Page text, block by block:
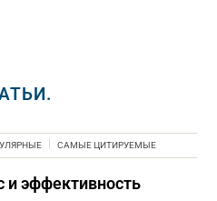
САМЫЕ ЦИТИРУЕМЫЕ
и эффективность